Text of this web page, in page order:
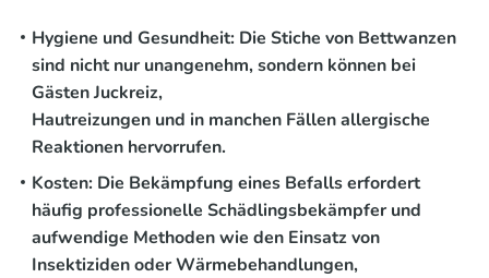
Hygiene und Gesundheit: Die Stiche von Bettwanzen
sind nicht nur unangenehm, sondern können bei
Gästen Juckreiz,
Hautreizungen und in manchen Fällen allergische
Reaktionen hervorrufen.
Kosten: Die Bekämpfung eines Befalls erfordert
häufig professionelle Schädlingsbekämpfer und
aufwendige Methoden wie den Einsatz von
Insektiziden oder Wärmebehandlungen,